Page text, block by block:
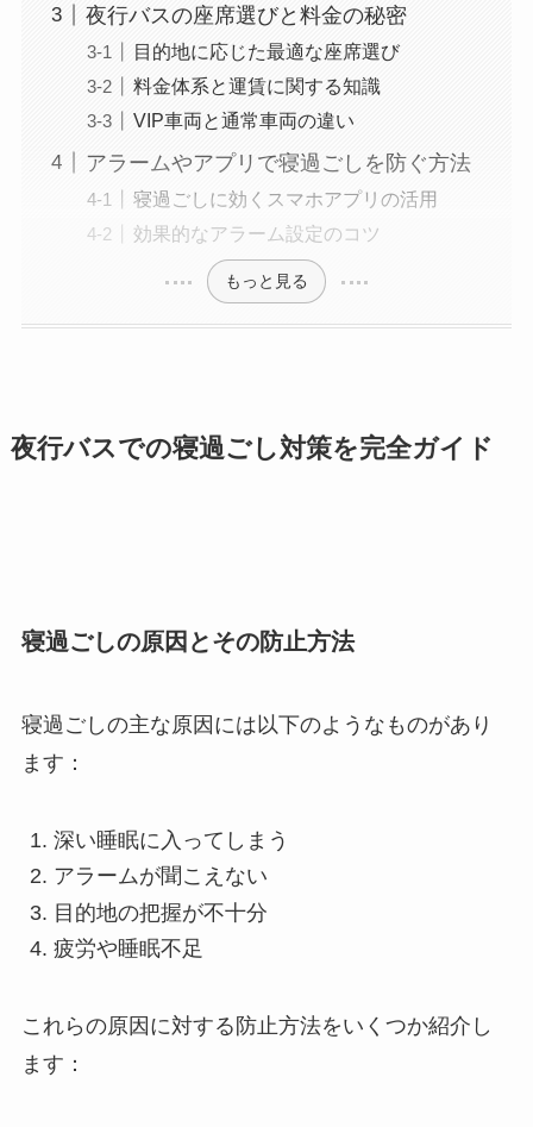
夜行バスの座席選びと料金の秘密
目的地に応じた最適な座席選び
料金体系と運賃に関する知識
VIP車両と通常車両の違い
アラームやアプリで寝過ごしを防ぐ方法
寝過ごしに効くスマホアプリの活用
効果的なアラーム設定のコツ
もっと見る
夜行バスでの寝過ごし対策を完全ガイド
寝過ごしの原因とその防止方法
寝過ごしの主な原因には以下のようなものがあり
ます：
深い睡眠に入ってしまう
アラームが聞こえない
目的地の把握が不十分
疲労や睡眠不足
これらの原因に対する防止方法をいくつか紹介し
ます：